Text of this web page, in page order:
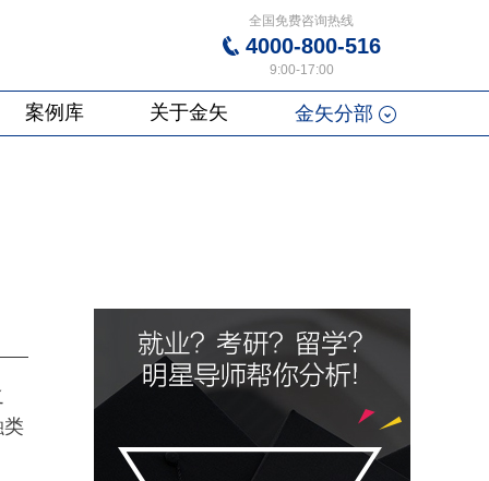
全国免费咨询热线
4000-800-516
9:00-17:00
案例库 关于金矢 金矢分部
类